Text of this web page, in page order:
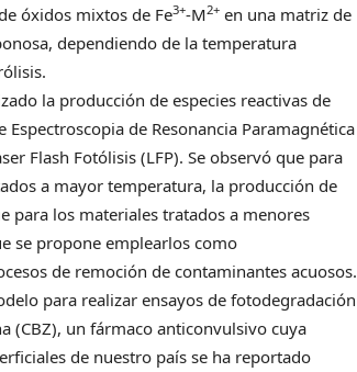
óxidos mixtos de Fe3+-M2+ en una matriz de
dependiendo de la temperatura
la producción de especies reactivas de
Espectroscopia de Resonancia Paramagnética
Flash Fotólisis (LFP). Se observó que para
a mayor temperatura, la producción de
para los materiales tratados a menores
se propone emplearlos como
de remoción de contaminantes acuosos.
para realizar ensayos de fotodegradación
(CBZ), un fármaco anticonvulsivo cuya
de nuestro país se ha reportado